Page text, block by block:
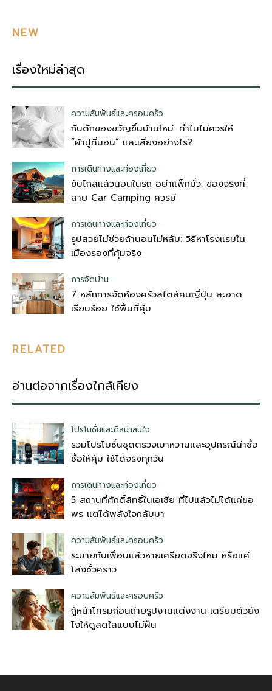
NEW
เรื่องใหม่ล่าสุด
ความสัมพันธ์และครอบครัว
กับดักของขวัญขึ้นบ้านใหม่: ทำไมไม่ควรให้
“ผ้าปูที่นอน” และเลี่ยงอย่างไร?
การเดินทางและท่องเที่ยว
ขับไกลแล้วนอนในรถ อย่าแพ็กมั่ว: ของจริงที่
สาย Car Camping ควรมี
การเดินทางและท่องเที่ยว
รูปสวยไม่ช่วยถ้านอนไม่หลับ: วิธีหาโรงแรมใน
เมืองรองที่คุ้มจริง
การจัดบ้าน
7 หลักการจัดห้องครัวสไตล์คนญี่ปุ่น สะอาด
เรียบร้อย ใช้พื้นที่คุ้ม
RELATED
อ่านต่อจากเรื่องใกล้เคียง
โปรโมชั่นและดีลน่าสนใจ
รวมโปรโมชั่นชุดตรวจเบาหวานและอุปกรณ์น่าซื้อ
ซื้อให้คุ้ม ใช้ได้จริงทุกวัน
การเดินทางและท่องเที่ยว
5 สถานที่ศักดิ์สิทธิ์ในเอเชีย ที่ไปแล้วไม่ได้แค่ขอ
พร แต่ได้พลังใจกลับมา
ความสัมพันธ์และครอบครัว
ระบายกับเพื่อนแล้วหายเครียดจริงไหม หรือแค่
โล่งชั่วคราว
ความสัมพันธ์และครอบครัว
กู้หน้าโทรมก่อนถ่ายรูปงานแต่งงาน เตรียมตัวยัง
ไงให้ดูสดใสแบบไม่ฝืน